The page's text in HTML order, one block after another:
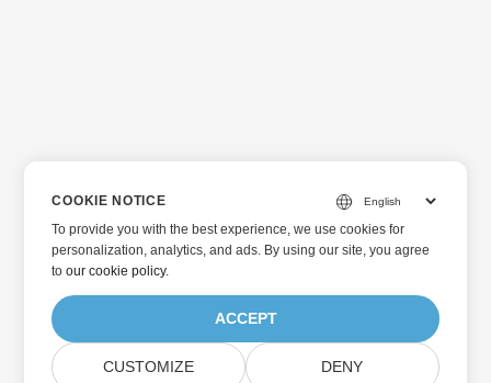
COOKIE NOTICE
To provide you with the best experience, we use cookies for
personalization, analytics, and ads. By using our site, you agree
toour cookie policy.
ACCEPT
CUSTOMIZE DENY